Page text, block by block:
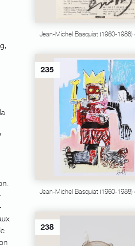
Jean-Michel Basquiat (1960-1988)
235
Jean-Michel Basquiat (1960-1988)
238